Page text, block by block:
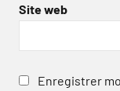
Site web
Enregistrer